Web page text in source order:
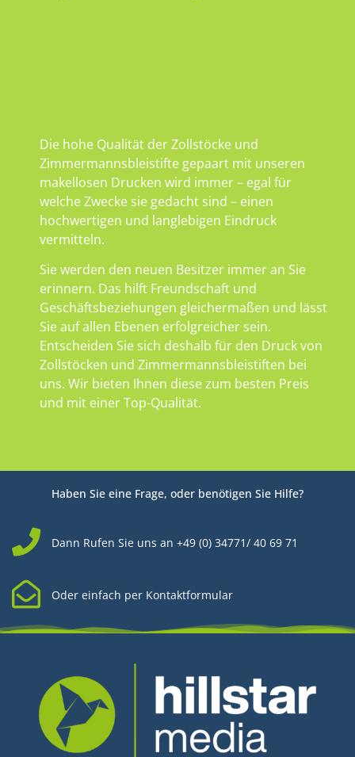
Die hohe Qualität der Zollstöcke und
Zimmermannsbleistifte gepaart mit unseren
makellosen Drucken wird immer – egal für
welche Zwecke sie gedacht sind – einen
hochwertigen und langlebigen Eindruck
vermitteln.
Sie werden den neuen Besitzer immer an Sie
erinnern. Das hilft Freundschaft und
Geschäftsbeziehungen gleichermaßen und lässt
Sie auf allen Ebenen erfolgreicher sein.
Entscheiden Sie sich deshalb für den Druck von
Zollstöcken und Zimmermannsbleistiften bei
uns. Wir bieten Ihnen diese zum besten Preis
und mit einer Top-Qualität.
Haben Sie eine Frage, oder benötigen Sie Hilfe?
Dann Rufen Sie uns an +49 (0) 34771/ 40 69 71
Oder einfach per Kontaktformular